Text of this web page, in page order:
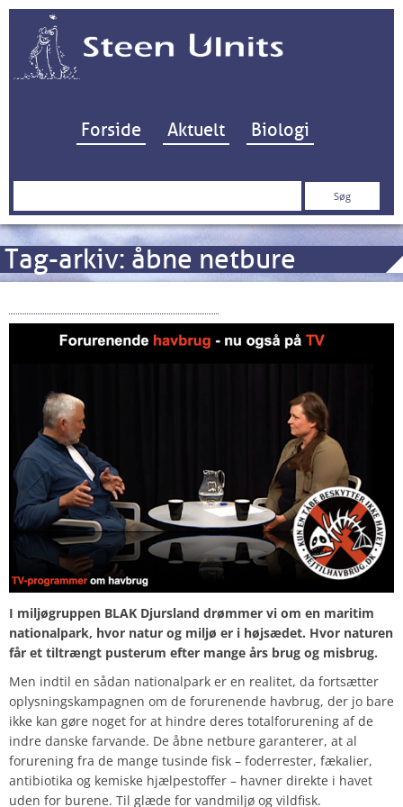
Hop til indhold
Forside Aktuelt Biologi
Søg
Tag-arkiv: åbne netbure
I miljøgruppen BLAK Djursland drømmer vi om en maritim
nationalpark, hvor natur og miljø er i højsædet. Hvor naturen
får et tiltrængt pusterum efter mange års brug og misbrug.
Men indtil en sådan nationalpark er en realitet, da fortsætter
oplysningskampagnen om de forurenende havbrug, der jo bare
ikke kan gøre noget for at hindre deres totalforurening af de
indre danske farvande. De åbne netbure garanterer, at al
forurening fra de mange tusinde fisk – foderrester, fækalier,
antibiotika og kemiske hjælpestoffer – havner direkte i havet
uden for burene. Til glæde for vandmiljø og vildfisk.